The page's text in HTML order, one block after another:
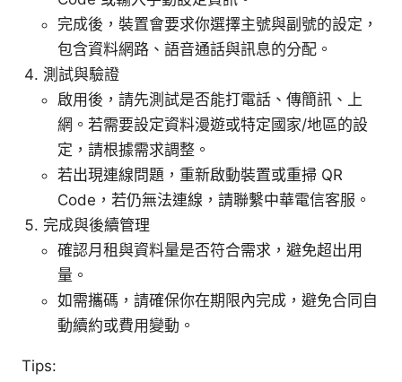
完成後，裝置會要求你選擇主號與副號的設定，
包含資料網路、語音通話與訊息的分配。
測試與驗證
啟用後，請先測試是否能打電話、傳簡訊、上
網。若需要設定資料漫遊或特定國家/地區的設
定，請根據需求調整。
若出現連線問題，重新啟動裝置或重掃 QR
Code，若仍無法連線，請聯繫中華電信客服。
完成與後續管理
確認月租與資料量是否符合需求，避免超出用
量。
如需攜碼，請確保你在期限內完成，避免合同自
動續約或費用變動。
Tips: